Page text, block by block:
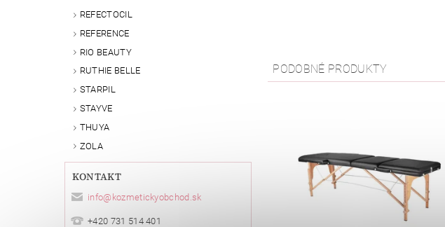
REFECTOCIL
REFERENCE
RIO BEAUTY
RUTHIE BELLE
STARPIL
STAYVE
THUYA
ZOLA
KONTAKT
info@ kozmetickyobchod.sk
+420 731 514 401
PODOBNÉ PRODUKTY